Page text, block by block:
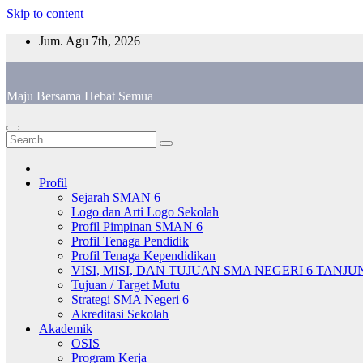
Skip to content
Jum. Agu 7th, 2026
Maju Bersama Hebat Semua
Profil
Sejarah SMAN 6
Logo dan Arti Logo Sekolah
Profil Pimpinan SMAN 6
Profil Tenaga Pendidik
Profil Tenaga Kependidikan
VISI, MISI, DAN TUJUAN SMA NEGERI 6
Tujuan / Target Mutu
Strategi SMA Negeri 6
Akreditasi Sekolah
Akademik
OSIS
Program Kerja